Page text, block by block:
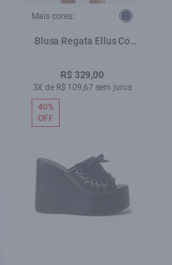
Mais cores:
Blusa Regata Ellus Co
R$ 329,00
3X de R$ 109,67 sem juros
40%
OFF